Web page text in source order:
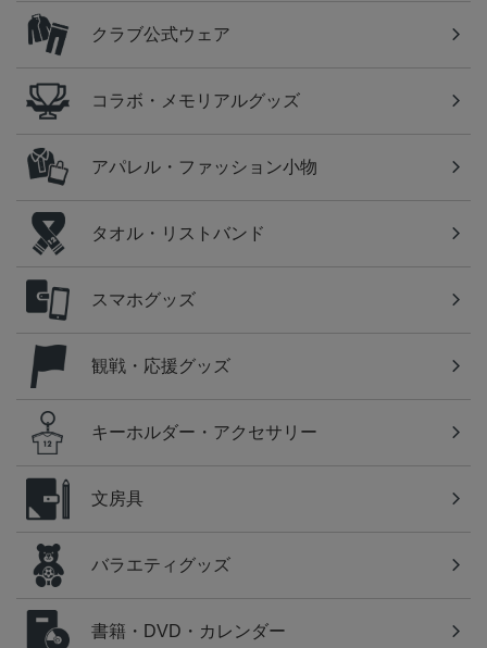
クラブ公式ウェア
コラボ・メモリアルグッズ
アパレル・ファッション小物
タオル・リストバンド
スマホグッズ
観戦・応援グッズ
キーホルダー・アクセサリー
文房具
バラエティグッズ
書籍・DVD・カレンダー